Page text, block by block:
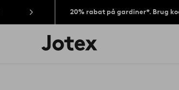
20% rabat på gardiner*. Brug
Jotex
logo